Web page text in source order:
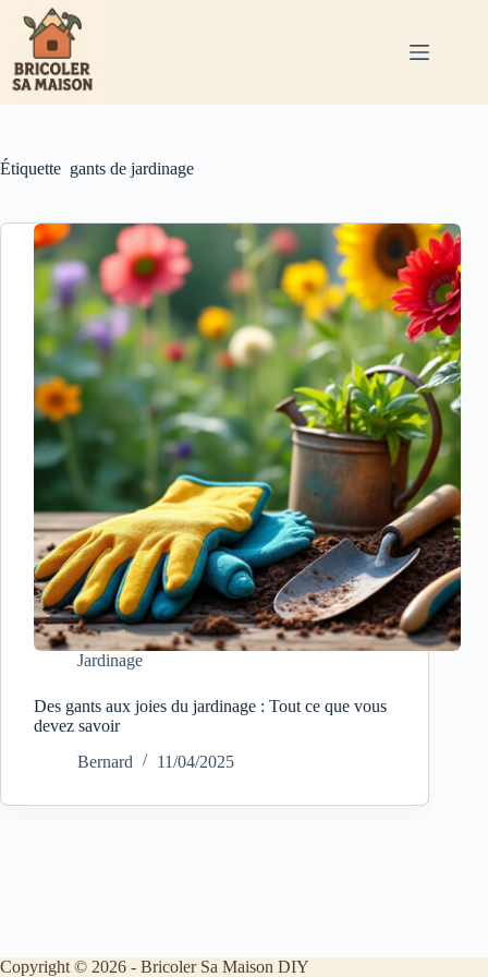
contenu
Étiquette gants de jardinage
Jardinage
Des gants aux joies du jardinage : Tout ce que vous
devez savoir
Bernard
11/04/2025
Copyright © 2026 - Bricoler Sa Maison DIY